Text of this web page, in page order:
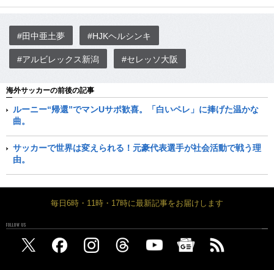
#田中亜土夢 #HJKヘルシンキ
#アルビレックス新潟 #セレッソ大阪
海外サッカーの前後の記事
ルーニー“帰還”でマンUサポ歓喜。「白いペレ」に捧げた温かな
曲。
サッカーで世界は変えられる！元豪代表選手が社会活動で戦う理
由。
毎日6時・11時・17時に最新記事をお届けします
FOLLOW US